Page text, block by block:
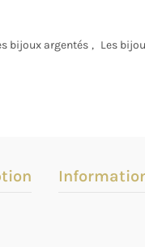
bijoux argentés , Les